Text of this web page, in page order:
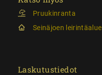
Pruukinranta
Seinäjoen leirintäalue
Laskutustiedot